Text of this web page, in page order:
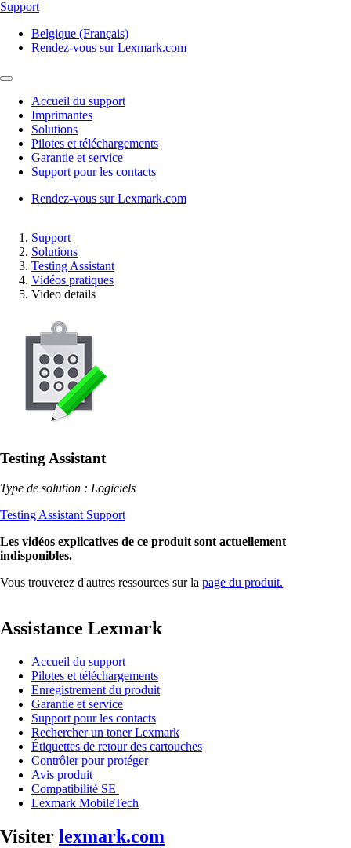
Support
Belgique (Français)
Rendez-vous sur Lexmark.com
Accueil du support
Imprimantes
Solutions
Pilotes et téléchargements
Garantie et service
Support pour les contacts
Rendez-vous sur Lexmark.com
Support
Solutions
Testing Assistant
Vidéos pratiques
Video details
Testing Assistant
Type de solution : Logiciels
Testing Assistant Support
Les vidéos explicatives de ce produit sont actuellement
indisponibles.
Vous trouverez d'autres ressources sur la page du produit.
Assistance Lexmark
Accueil du support
Pilotes et téléchargements
Enregistrement du produit
Garantie et service
Support pour les contacts
Rechercher un toner Lexmark
Étiquettes de retour des cartouches
Contrôler pour protéger
Avis produit
Compatibilité SE
Lexmark MobileTech
Visiter lexmark.com